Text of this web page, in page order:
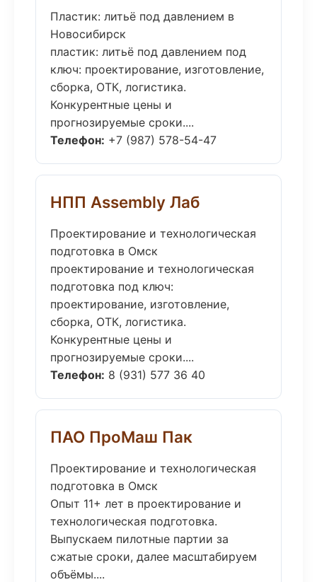
Пластик: литьё под давлением в
Новосибирск
пластик: литьё под давлением под
ключ: проектирование, изготовление,
сборка, ОТК, логистика.
Конкурентные цены и
прогнозируемые сроки....
Телефон: +7 (987) 578-54-47
НПП Assembly Лаб
Проектирование и технологическая
подготовка в Омск
проектирование и технологическая
подготовка под ключ:
проектирование, изготовление,
сборка, ОТК, логистика.
Конкурентные цены и
прогнозируемые сроки....
Телефон: 8 (931) 577 36 40
ПАО ПроМаш Пак
Проектирование и технологическая
подготовка в Омск
Опыт 11+ лет в проектирование и
технологическая подготовка.
Выпускаем пилотные партии за
сжатые сроки, далее масштабируем
объёмы....